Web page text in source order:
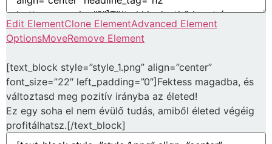
Edit ElementClone ElementAdvanced Element
OptionsMoveRemove Element
[text_block style=”style_1.png” align=”center”
font_size=”22″ left_padding=”0″]Fektess magadba, és
változtasd meg pozitív irányba az életed!
Ez egy soha el nem évülő tudás, amiből életed végéig
profitálhatsz.[/text_block]